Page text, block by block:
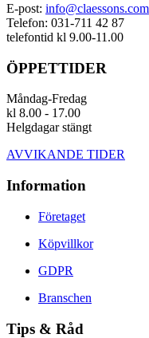
E-post: info@claessons.com
Telefon: 031-711 42 87
telefontid kl 9.00-11.00
ÖPPETTIDER
Måndag-Fredag
kl 8.00 - 17.00
Helgdagar stängt
AVVIKANDE TIDER
Information
Företaget
Köpvillkor
GDPR
Branschen
Tips & Råd